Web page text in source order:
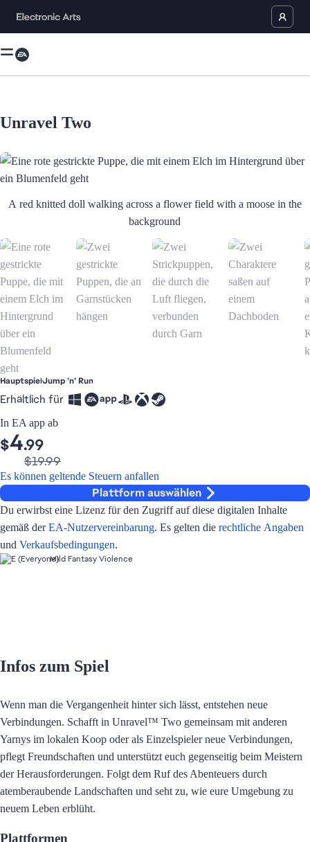
Unravel Two
Eine rote gestrickte Puppe, die mit einem Elch im Hintergrund über
A red knitted doll walking across a flower field with a moose in the
background
HauptspielJump ’n’ Run
Erhältlich für
In EA app ab
$4.99
$19.99
Es können geltende Steuern anfallen
Plattform auswählen
Du erwirbst eine Lizenz für den Zugriff auf diese digitalen Inhalte
gemäß derEA-Nutzervereinbarung. Es gelten die rechtliche Angaben
und Verkaufsbedingungen.
Mild Fantasy Violence
Infos zum Spiel
Wenn man die Vergangenheit hinter sich lässt, entstehen neue
Verbindungen. Schafft in Unravel™ Two gemeinsam mit anderen
Yarnys im lokalen Koop oder als Einzelspieler neue Verbindungen,
pflegt Freundschaften und unterstützt euch gegenseitig beim Meistern
der Herausforderungen. Folgt dem Ruf des Abenteuers durch
atemberaubende Landschaften und seht zu, wie eure Umgebung zu
neuem Leben erblüht.
Plattformen